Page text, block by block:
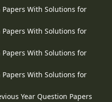
Papers With Solutions for
Papers With Solutions for
Papers With Solutions for
Papers With Solutions for
Year Question Papers